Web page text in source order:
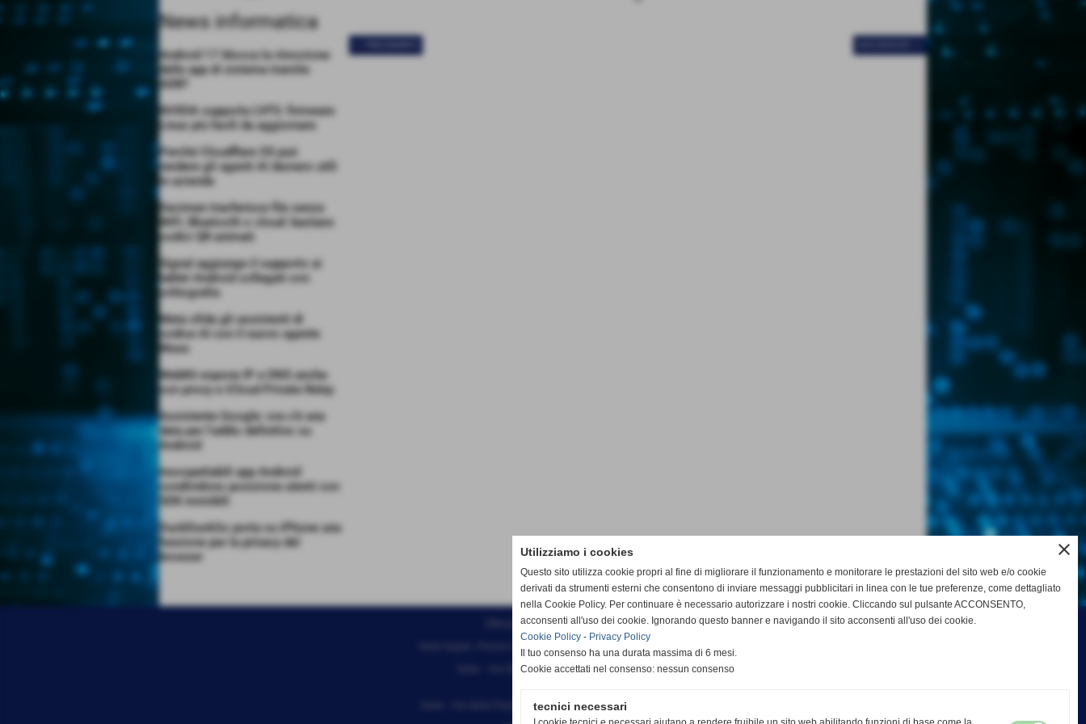
News informatica
Android 17 blocca la rimozione
delle app di sistema tramite
ADB?
NVIDIA supporta LVFS: firmware
Linux più facili da aggiornare
Perché Cloudflare OS può
rendere gli agenti AI davvero utili
in azienda
Decimen trasferisce file senza
WiFi, Bluetooth o cloud: bastano
codici QR animati
Signal aggiunge il supporto ai
tablet Android collegati con
crittografia
Meta sfida gli assistenti di
codice AI con il nuovo agente
Muse
WebKit espone IP e DNS anche
con proxy e iCloud Private Relay
Assistente Google: ora c’è una
data per l’addio definitivo su
Android
Insospettabili app Android
condividono posizione utenti con
SDK invisibili
DuckDuckGo porta su iPhone una
funzione per la privacy del
browser
Effesystem di Fabio Favati
Sede legale -Piazza Carducci 18 55045 Pietrasanta (LU)
Sede - Via Ottorino Ciabattini Viareggio
Sede - Via della Piazza Bianca 15 56025 Pontedera (PI)
close
Utilizziamo i cookies
Questo sito utilizza cookie propri al fine di migliorare il funzionamento e monitorare le prestazioni del sito web e/o cookie
derivati da strumenti esterni che consentono di inviare messaggi pubblicitari in linea con le tue preferenze, come dettagliato
nella Cookie Policy. Per continuare è necessario autorizzare i nostri cookie. Cliccando sul pulsante ACCONSENTO,
acconsenti all'uso dei cookie. Ignorando questo banner e navigando il sito acconsenti all'uso dei cookie.
Cookie Policy - Privacy Policy
Il tuo consenso ha una durata massima di 6 mesi.
Cookie accettati nel consenso: nessun consenso
tecnici necessari